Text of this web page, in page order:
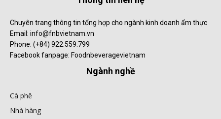
Chuyên trang thông tin tổng hợp cho ngành kinh doanh ẩm thực
Email: info@fnbvietnam.vn
Phone: (+84) 922.559.799
Facebook fanpage: Foodnbeveragevietnam
Ngành nghề
Cà phê
Nhà hàng